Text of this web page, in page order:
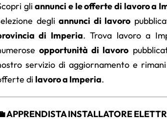
gliannunci e le offerte di lavoro a
degliannunci di lavoro
di Imperia. Trova lavoro a
opportunità di lavoro
servizio di aggiornamento e
di lavoro a Imperia.
APPRENDISTA INSTALLATORE